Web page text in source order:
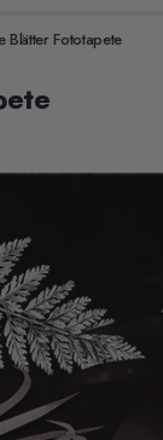
Blätter Fototapete